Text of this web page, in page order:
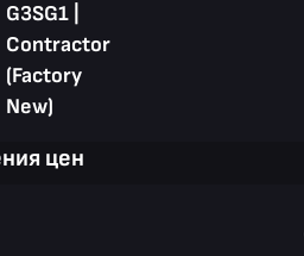
G3SG1 |
Contractor
(Factory
New)
цен